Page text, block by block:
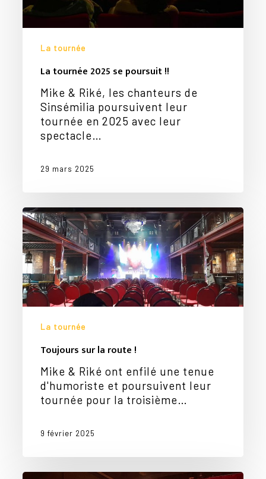
Votre panier est vide.
La tournée
La tournée 2025 se poursuit !!
Mike & Riké, les chanteurs de
Sinsémilia poursuivent leur
tournée en 2025 avec leur
spectacle…
29 mars 2025
Toujours
sur
la
route
!
La tournée
Toujours sur la route !
Mike & Riké ont enfilé une tenue
d'humoriste et poursuivent leur
tournée pour la troisième…
9 février 2025